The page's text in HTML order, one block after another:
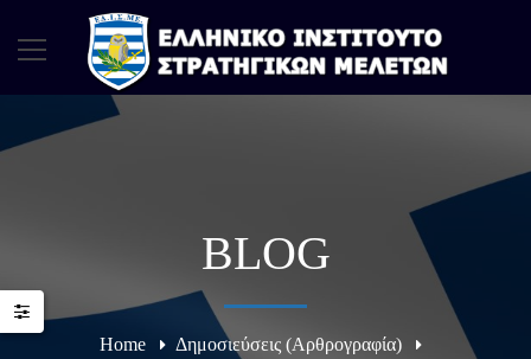
BLOG
Home
Δημοσιεύσεις (Αρθρογραφία)